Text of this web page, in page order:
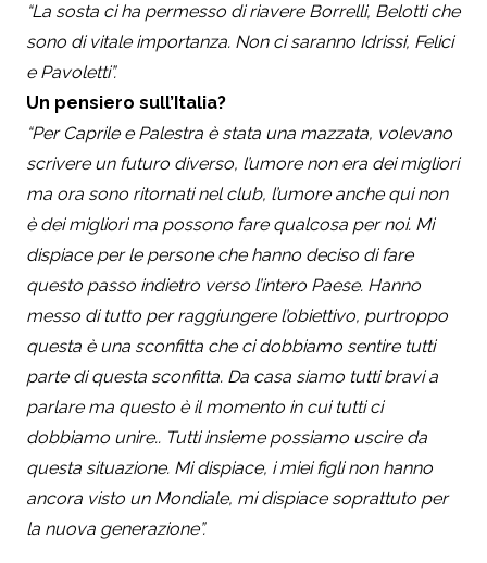
“La sosta ci ha permesso di riavere Borrelli, Belotti che
sono di vitale importanza. Non ci saranno Idrissi, Felici
e Pavoletti”.
Un pensiero sull’Italia?
“Per Caprile e Palestra è stata una mazzata, volevano
scrivere un futuro diverso, l’umore non era dei migliori
ma ora sono ritornati nel club, l’umore anche qui non
è dei migliori ma possono fare qualcosa per noi. Mi
dispiace per le persone che hanno deciso di fare
questo passo indietro verso l’intero Paese. Hanno
messo di tutto per raggiungere l’obiettivo, purtroppo
questa è una sconfitta che ci dobbiamo sentire tutti
parte di questa sconfitta. Da casa siamo tutti bravi a
parlare ma questo è il momento in cui tutti ci
dobbiamo unire.. Tutti insieme possiamo uscire da
questa situazione. Mi dispiace, i miei figli non hanno
ancora visto un Mondiale, mi dispiace soprattuto per
la nuova generazione”.